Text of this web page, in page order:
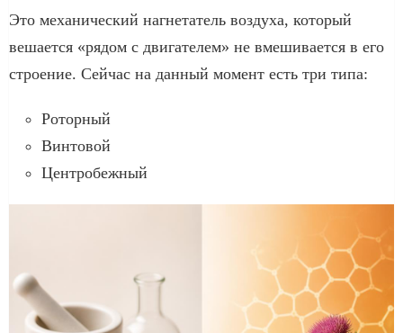
Это механический нагнетатель воздуха, который
вешается «рядом с двигателем» не вмешивается в его
строение. Сейчас на данный момент есть три типа:
Роторный
Винтовой
Центробежный